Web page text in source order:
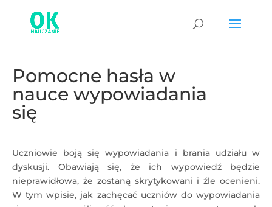
Pomocne hasła w
nauce wypowiadania
się
Uczniowie boją się wypowiadania i brania udziału w
dyskusji. Obawiają się, że ich wypowiedź będzie
nieprawidłowa, że zostaną skrytykowani i źle ocenieni.
W tym wpisie, jak zachęcać uczniów do wypowiadania